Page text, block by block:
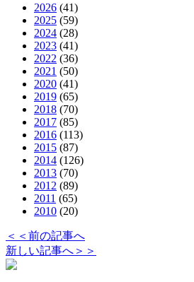
2026 (41)
2025 (59)
2024 (28)
2023 (41)
2022 (36)
2021 (50)
2020 (41)
2019 (65)
2018 (70)
2017 (85)
2016 (113)
2015 (87)
2014 (126)
2013 (70)
2012 (89)
2011 (65)
2010 (20)
＜＜前の記事へ
新しい記事へ＞＞